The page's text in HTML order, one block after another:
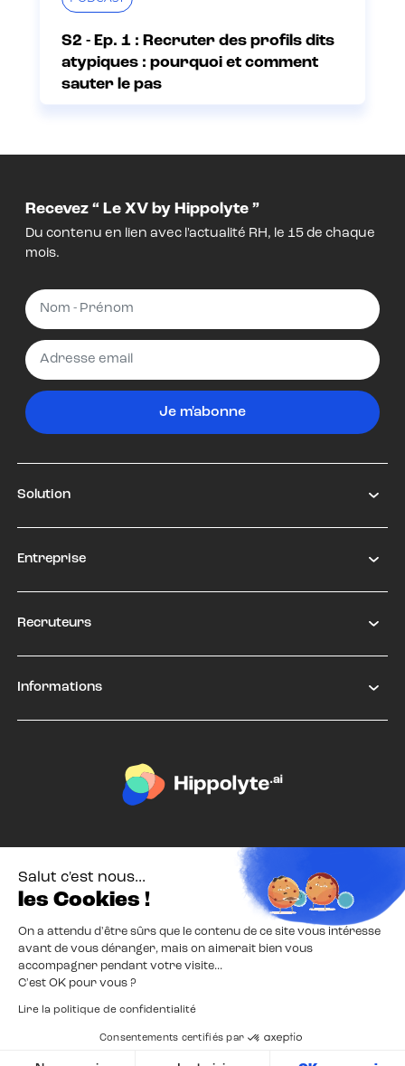
S2 - Ep. 1 : Recruter des profils dits
atypiques : pourquoi et comment
sauter le pas
Recevez “ Le XV by Hippolyte ”
Du contenu en lien avec l'actualité RH, le 15 de chaque
mois.
Je m'abonne
Solution
Entreprise
Recruteurs
Informations
Mentions Légales Confidentialité
Salut c'est nous...
les Cookies !
On a attendu d'être sûrs que le contenu de ce site vous intéresse
avant de vous déranger, mais on aimerait bien vous
accompagner pendant votre visite...
C'est OK pour vous ?
Lire la politique de confidentialité
Consentements certifiés par